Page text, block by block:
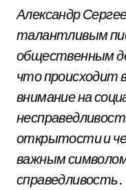
Александр
талантливым
общественным
что происходит
внимание на
открытости и
важным
справедливость.